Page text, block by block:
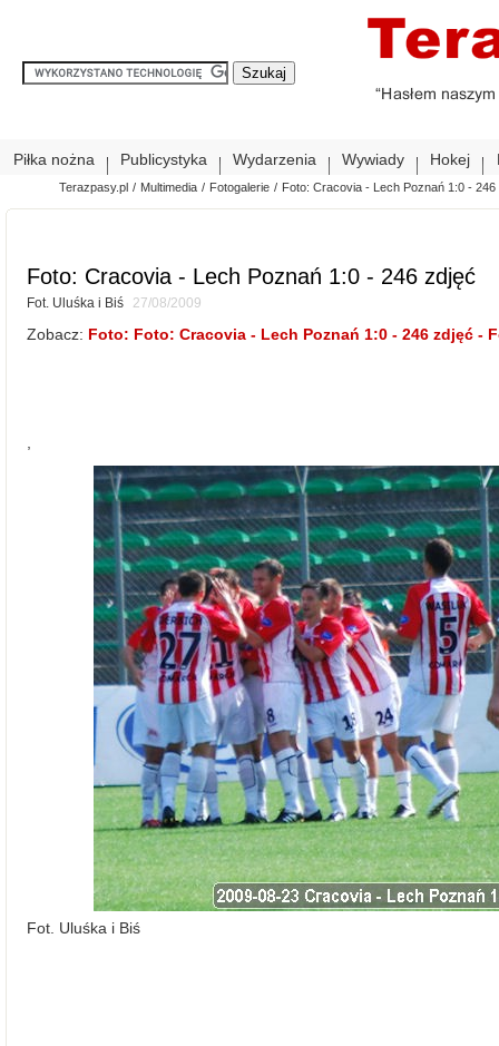
Piłka nożna Publicystyka Wydarzenia Wywiady Hokej
Terazpasy.pl / Multimedia / Fotogalerie / Foto: Cracovia - Lech Poznań 1:0 - 246
Foto: Cracovia - Lech Poznań 1:0 - 246 zdjęć
Fot. Uluśka i Biś 27/08/2009
Zobacz: Foto: Foto: Cracovia - Lech Poznań 1:0 - 246 zdjęć -
,
Fot. Uluśka i Biś